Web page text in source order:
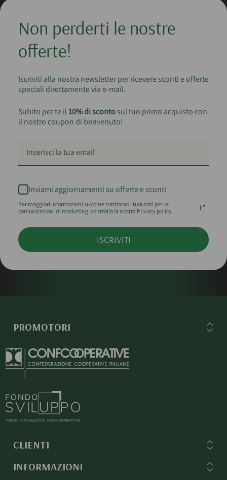
Non perderti le nostre
offerte!
Iscriviti alla nostra newsletter per ricevere sconti e offerte
speciali direttamente via e-mail.
Subito per te il10% di scontosul tuo primo acquisto con
il nostro coupon di benvenuto!
Inviami aggiornamenti su offerte e sconti
Per maggiori informazioni su come trattiamo i tuoi dati per le
comunicazioni di marketing, controlla la nostra Privacy policy.
ISCRIVITI
PROMOTORI
CLIENTI
INFORMAZIONI